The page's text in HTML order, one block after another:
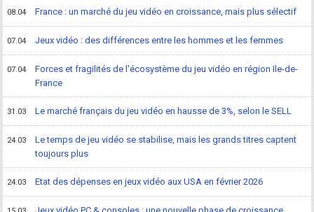
08.04 France : un marché du jeu vidéo en croissance, mais plus sélectif
07.04 Jeux vidéo : des différences entre les hommes et les femmes
07.04
Forces et fragilités de l'écosystème du jeu vidéo en région Ile-de-
France
31.03 Le marché français du jeu vidéo en hausse de 3%, selon le SELL
24.03
Le temps de jeu vidéo se stabilise, mais les grands titres captent
toujours plus
24.03 Etat des dépenses en jeux vidéo aux USA en février 2026